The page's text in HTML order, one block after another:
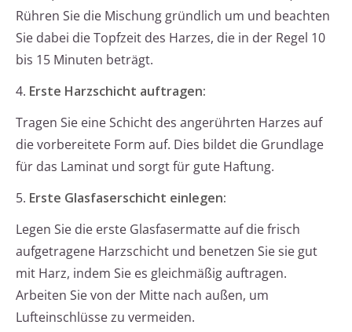
Rühren Sie die Mischung gründlich um und beachten
Sie dabei die Topfzeit des Harzes, die in der Regel 10
bis 15 Minuten beträgt.
4. Erste Harzschicht auftragen:
Tragen Sie eine Schicht des angerührten Harzes auf
die vorbereitete Form auf. Dies bildet die Grundlage
für das Laminat und sorgt für gute Haftung.
5. Erste Glasfaserschicht einlegen:
Legen Sie die erste Glasfasermatte auf die frisch
aufgetragene Harzschicht und benetzen Sie sie gut
mit Harz, indem Sie es gleichmäßig auftragen.
Arbeiten Sie von der Mitte nach außen, um
Lufteinschlüsse zu vermeiden.